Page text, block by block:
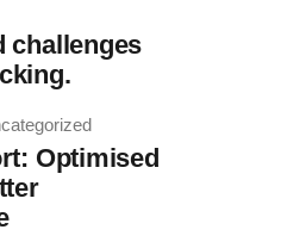
challenges
Optimised